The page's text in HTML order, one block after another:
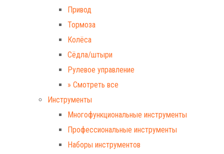
Привод
Тормоза
Колёса
Сёдла/штыри
Рулевое управление
» Смотреть все
Инструменты
Многофункциональные инструменты
Профессиональные инструменты
Наборы инструментов